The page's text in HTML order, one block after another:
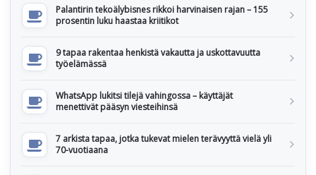
Palantirin tekoälybisnes rikkoi harvinaisen rajan – 155
prosentin luku haastaa kriitikot
9 tapaa rakentaa henkistä vakautta ja uskottavuutta
työelämässä
WhatsApp lukitsi tilejä vahingossa – käyttäjät
menettivät pääsyn viesteihinsä
7 arkista tapaa, jotka tukevat mielen terävyyttä vielä yli
70-vuotiaana